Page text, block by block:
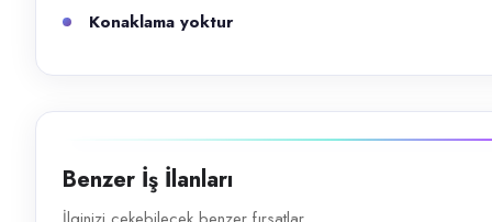
Konaklama yoktur
Benzer İş İlanları